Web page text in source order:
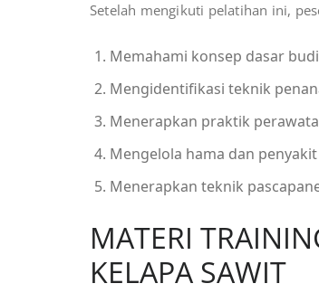
Setelah mengikuti pelatihan ini,
Memahami konsep dasar
Mengidentifikasi teknik
Menerapkan praktik
Mengelola hama dan
Menerapkan teknik
MATERI
KELAPA SAWIT